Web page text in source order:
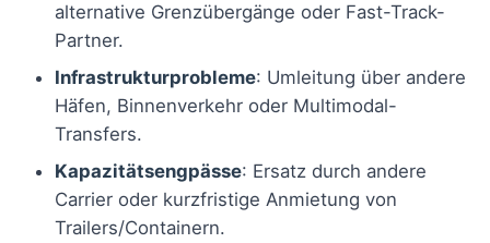
alternative Grenzübergänge oder Fast-Track-
Partner.
Infrastrukturprobleme: Umleitung über andere
Häfen, Binnenverkehr oder Multimodal-
Transfers.
Kapazitätsengpässe: Ersatz durch andere
Carrier oder kurzfristige Anmietung von
Trailers/Containern.